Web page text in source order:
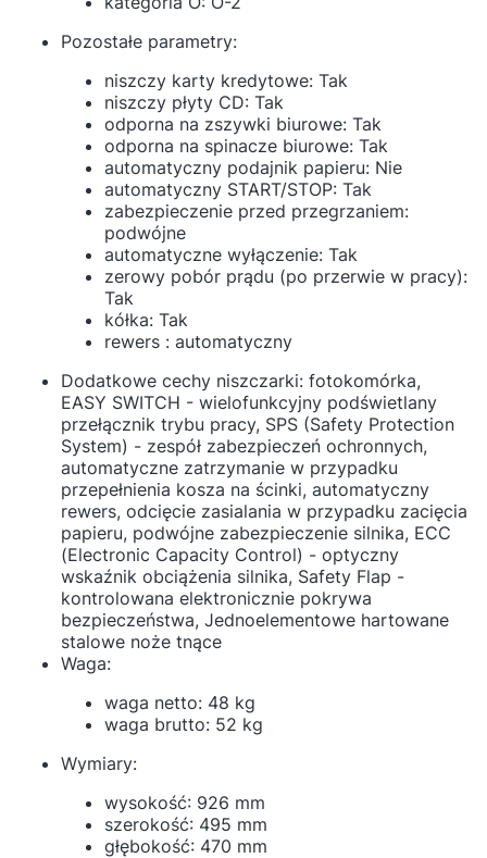
Pozostałe parametry:
niszczy karty kredytowe: Tak
niszczy płyty CD: Tak
odporna na zszywki biurowe: Tak
odporna na spinacze biurowe: Tak
automatyczny podajnik papieru: Nie
automatyczny START/STOP: Tak
zabezpieczenie przed przegrzaniem:
podwójne
automatyczne wyłączenie: Tak
zerowy pobór prądu (po przerwie w pracy):
Tak
kółka: Tak
rewers : automatyczny
Dodatkowe cechy niszczarki: fotokomórka,
EASY SWITCH - wielofunkcyjny podświetlany
przełącznik trybu pracy, SPS (Safety Protection
System) - zespół zabezpieczeń ochronnych,
automatyczne zatrzymanie w przypadku
przepełnienia kosza na ścinki, automatyczny
rewers, odcięcie zasialania w przypadku zacięcia
papieru, podwójne zabezpieczenie silnika, ECC
(Electronic Capacity Control) - optyczny
wskaźnik obciążenia silnika, Safety Flap -
kontrolowana elektronicznie pokrywa
bezpieczeństwa, Jednoelementowe hartowane
stalowe noże tnące
Waga:
waga netto: 48 kg
waga brutto: 52 kg
Wymiary:
wysokość: 926 mm
szerokość: 495 mm
głębokość: 470 mm